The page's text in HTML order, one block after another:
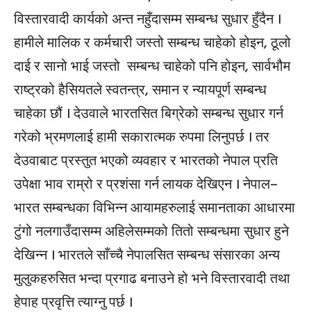
विस्तारवादी कार्यको अन्त नहुँदासम्म सम्बन्ध सुधार हुँदैन ।
हामीले मालिक र कर्मचारी जस्तो सम्बन्ध चाहेको होइन, ठूलो
दाई र सानो भाई जस्तो सम्बन्ध चाहेको पनि होइन, सार्वभौम
राष्ट्रको हैसियतले स्वतन्त्र, समान र न्यायपूर्ण सम्बन्ध
चाहेका छौं । देउवाले भारतसित बिग्रेको सम्बन्ध सुधार गर्न
गरेको भ्रमणलाई हामी सकारात्मक रुपमा लिनुपर्छ । तर
देउवाबाट प्रस्तुत भएको व्यवहार र भारतको नेपाल प्रति
उपेक्षा भाव राम्रो र प्रशंसा गर्न लायक देखिएन । नेपाल–
भारत सम्बन्धका विभिन्न आयामहरुलाई समानताका आधारमा
टुंगो नलगाउँदासम्म अहिलेसम्मको तितो सम्बन्धमा सुधार हुने
देखिन्न । भारतले साँच्चै नेपालसित सम्बन्ध संसारका अन्य
मुलुकहरुसित भन्दा प्रगाढ बनाउने हो भने विस्तारवादी तथा
हेपाह प्रवृत्ति त्याग्नु पर्छ ।